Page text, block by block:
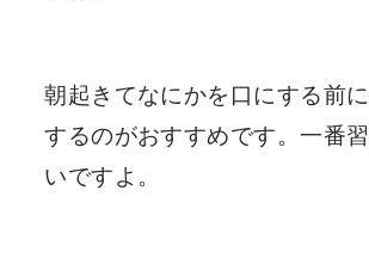
朝起きてなにかを口にする前
するのがおすすめです。一番
いですよ。